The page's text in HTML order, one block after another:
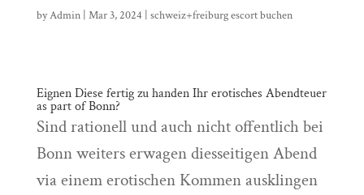
byAdmin| Mar 3, 2024 schweiz+freiburg escort buchen
Eignen Diese fertig zu handen Ihr erotisches Abendteuer
as part of Bonn?
Sind rationell und auch nicht offentlich bei
Bonn weiters erwagen diesseitigen Abend
via einem erotischen Kommen ausklingen